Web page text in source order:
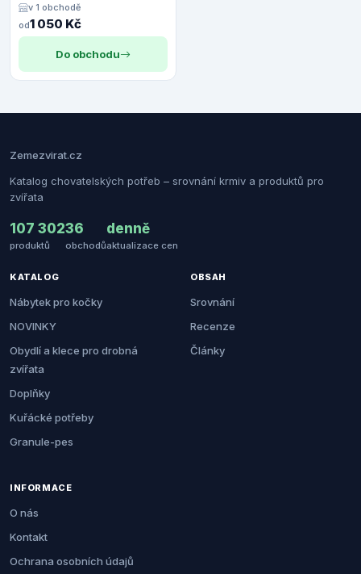
v 1 obchodě
od1 050 Kč
Do obchodu
Zemezvirat.cz
Katalog chovatelských potřeb – srovnání krmiv a produktů pro
zvířata
107 302
produktů
36
obchodů
denně
aktualizace cen
KATALOG
Nábytek pro kočky
NOVINKY
Obydlí a klece pro drobná
zvířata
Doplňky
Kuřácké potřeby
Granule-pes
OBSAH
Srovnání
Recenze
Články
INFORMACE
O nás
Kontakt
Ochrana osobních údajů